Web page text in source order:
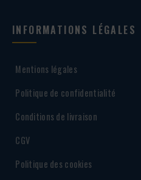
INFORMATIONS LÉGALES
Mentions légales
Politique de confidentialité
Conditions de livraison
CGV
Politique des cookies